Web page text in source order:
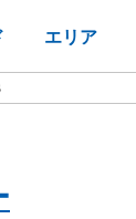
エリア